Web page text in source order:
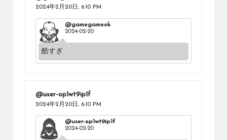
2024年2月20日, 6:10 PM
@gamegameok
2024-02-20
酷すぎ
@user-op1wt9ip1f
2024年2月20日, 6:10 PM
@user-op1wt9ip1f
2024-02-20